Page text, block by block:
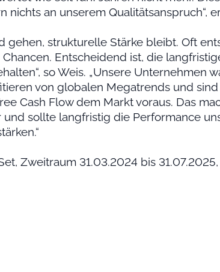
nichts an unserem Qualitätsanspruch“,
gehen, strukturelle Stärke bleibt. Oft
Entscheidend ist, die
so Weis. „Unsere Unternehmen
von globalen Megatrends und
Cash Flow dem Markt voraus. Das
und sollte langfristig die Performance
Zweitraum 31.03.2024 bis 31.07.2025,